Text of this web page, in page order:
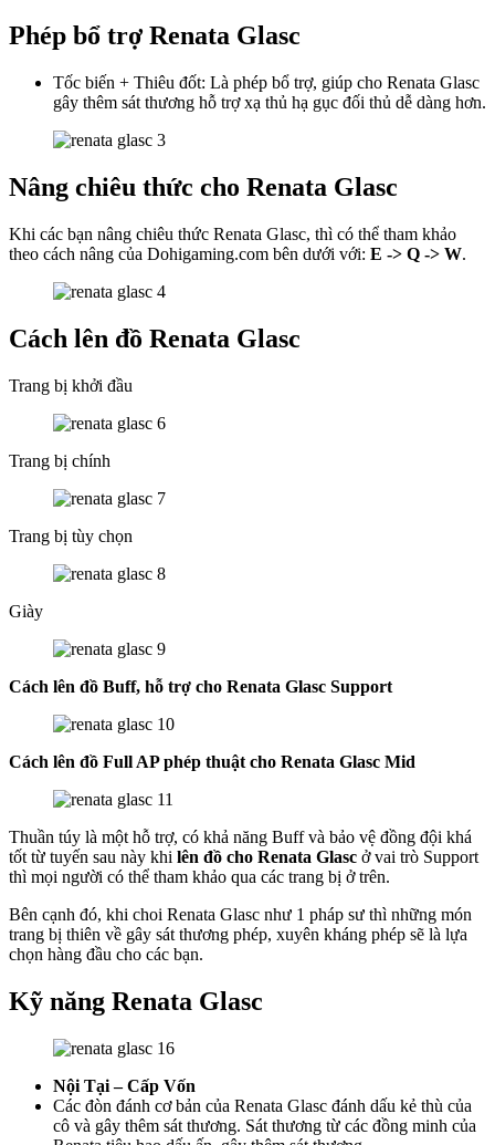
Phép bổ trợ Renata Glasc
Tốc biến + Thiêu đốt: Là phép bổ trợ, giúp cho Renata Glasc
gây thêm sát thương hỗ trợ xạ thủ hạ gục đối thủ dễ dàng hơn.
Nâng chiêu thức cho Renata Glasc
Khi các bạn nâng chiêu thức Renata Glasc, thì có thể tham khảo
theo cách nâng của Dohigaming.com bên dưới với: E -> Q -> W.
Cách lên đồ Renata Glasc
Trang bị khởi đầu
Trang bị chính
Trang bị tùy chọn
Giày
Cách lên đồ Buff, hỗ trợ cho Renata Glasc Support
Cách lên đồ Full AP phép thuật cho Renata Glasc Mid
Thuần túy là một hỗ trợ, có khả năng Buff và bảo vệ đồng đội khá
tốt từ tuyến sau này khi lên đồ cho Renata Glasc ở vai trò Support
thì mọi người có thể tham khảo qua các trang bị ở trên.
Bên cạnh đó, khi choi Renata Glasc như 1 pháp sư thì những món
trang bị thiên về gây sát thương phép, xuyên kháng phép sẽ là lựa
chọn hàng đầu cho các bạn.
Kỹ năng Renata Glasc
Nội Tại – Cấp Vốn
Các đòn đánh cơ bản của Renata Glasc đánh dấu kẻ thù của
cô và gây thêm sát thương. Sát thương từ các đồng minh của